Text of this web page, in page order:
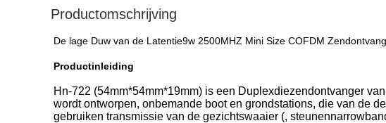
Productomschrijving
De lage Duw van de Latentie9w 2500MHZ Mini Size COFDM
Productinleiding
Hn-722 (54mm*54mm*19mm) is een Duplexdiezendontvanger
wordt ontworpen, onbemande boot en grondstations, die van de
gebruiken transmissie van de gezichtswaaier (,